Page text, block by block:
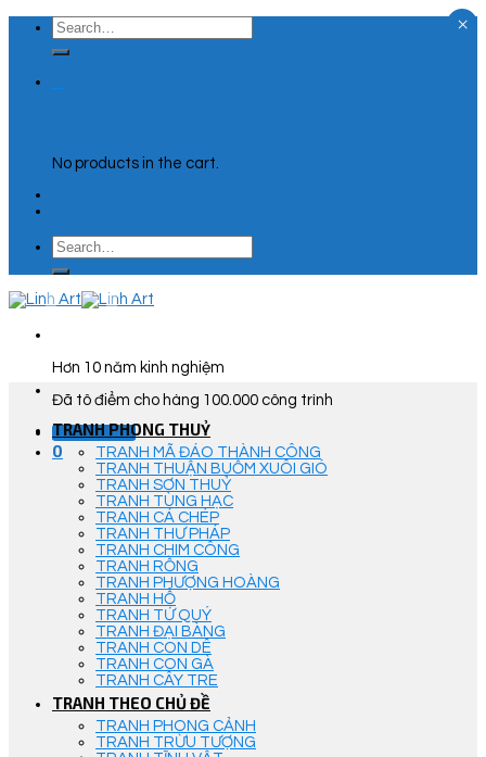
Skip
content
Search
for:
No products in the cart.
Search
for:
Hơn 10 năm kinh nghiệm
Đã tô điểm cho hàng 100.000 công trình
Góc Tư Vấn
0
TRANH PHONG THUỶ
TRANH MÃ ĐÁO THÀNH CÔNG
TRANH THUẬN BUỒM XUÔI GIÓ
TRANH SƠN THUỶ
TRANH TÙNG HẠC
TRANH CÁ CHÉP
TRANH THƯ PHÁP
TRANH CHIM CÔNG
TRANH RỒNG
TRANH PHƯỢNG HOÀNG
TRANH HỔ
TRANH TỨ QUÝ
TRANH ĐẠI BÀNG
TRANH CON DÊ
TRANH CON GÀ
TRANH CÂY TRE
TRANH THEO CHỦ ĐỀ
TRANH PHONG CẢNH
TRANH TRỪU TƯỢNG
×